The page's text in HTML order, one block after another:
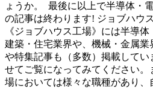
ょうか。 最後に以上で半導体・
の記事は終わります! ジョブハウ
《ジョブハウス工場》には半導
建築・住宅業界や、機械・金属
や特集記事も（多数）掲載して
せてご覧になってみてください
場においては様々な職種があり